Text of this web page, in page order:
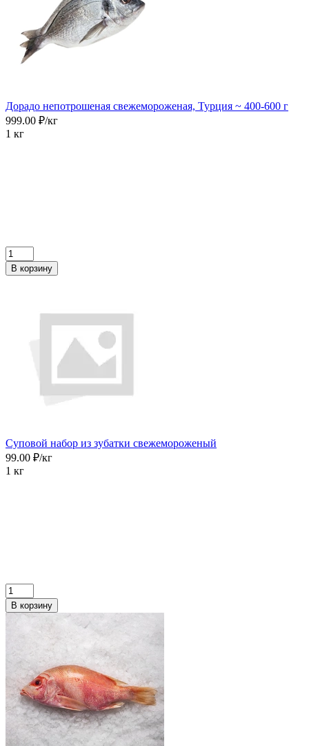
Дорадо непотрошеная свежемороженая, Турция ~ 400-600 г
999.00 ₽/кг
1 кг
В корзину
Суповой набор из зубатки свежемороженый
99.00 ₽/кг
1 кг
В корзину